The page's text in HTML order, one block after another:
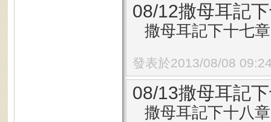
08/12撒母耳記
撒母耳記下十七
發表於2013/08/08
08/13撒母耳記
撒母耳記下十八